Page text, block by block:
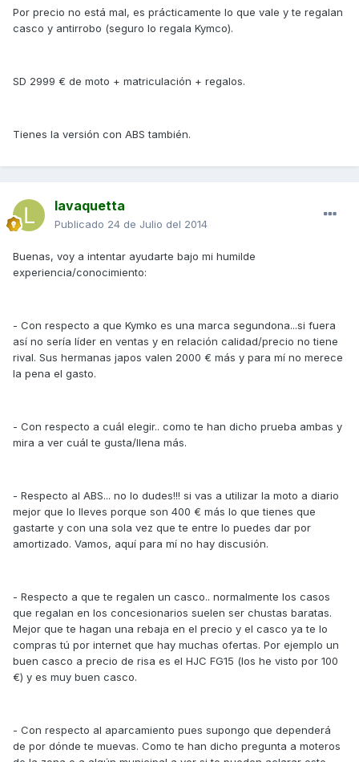
Por precio no está mal, es prácticamente lo que vale y te regalan
casco y antirrobo (seguro lo regala Kymco).
SD 2999 € de moto + matriculación + regalos.
Tienes la versión con ABS también.
lavaquetta
Publicado 24 de Julio del 2014
Buenas, voy a intentar ayudarte bajo mi humilde
experiencia/conocimiento:
- Con respecto a que Kymko es una marca segundona...si fuera
así no sería líder en ventas y en relación calidad/precio no tiene
rival. Sus hermanas japos valen 2000 € más y para mí no merece
la pena el gasto.
- Con respecto a cuál elegir.. como te han dicho prueba ambas y
mira a ver cuál te gusta/llena más.
- Respecto al ABS... no lo dudes!!! si vas a utilizar la moto a diario
mejor que lo lleves porque son 400 € más lo que tienes que
gastarte y con una sola vez que te entre lo puedes dar por
amortizado. Vamos, aquí para mí no hay discusión.
- Respecto a que te regalen un casco.. normalmente los casos
que regalan en los concesionarios suelen ser chustas baratas.
Mejor que te hagan una rebaja en el precio y el casco ya te lo
compras tú por internet que hay muchas ofertas. Por ejemplo un
buen casco a precio de risa es el HJC FG15 (los he visto por 100
€) y es muy buen casco.
- Con respecto al aparcamiento pues supongo que dependerá
de por dónde te muevas. Como te han dicho pregunta a moteros